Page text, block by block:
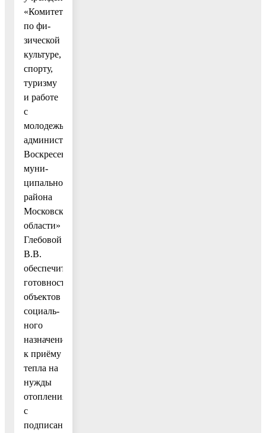
«Комитет
по фи-
зической
культуре,
спорту,
туризму
и работе
с
молодежью
администрации
Воскресенского
муни-
ципального
района
Московской
области»
Глебовой
В.В.
обеспечить
готовность
объектов
социаль-
ного
назначения
к приёму
тепла на
нужды
отопления
с
подписанием